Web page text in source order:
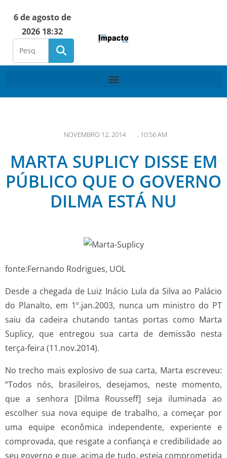
6 de agosto de
2026 18:32
NOVEMBRO 12, 2014 , 10:56 AM
MARTA SUPLICY DISSE EM
PÚBLICO QUE O GOVERNO
DILMA ESTÁ NU
fonte:Fernando Rodrigues, UOL
Desde a chegada de Luiz Inácio Lula da Silva ao Palácio
do Planalto, em 1º.jan.2003, nunca um ministro do PT
saiu da cadeira chutando tantas portas como Marta
Suplicy, que entregou sua carta de demissão nesta
terça-feira (11.nov.2014).
No trecho mais explosivo de sua carta, Marta escreveu:
“Todos nós, brasileiros, desejamos, neste momento,
que a senhora [Dilma Rousseff] seja iluminada ao
escolher sua nova equipe de trabalho, a começar por
uma equipe econômica independente, experiente e
comprovada, que resgate a confiança e credibilidade ao
seu governo e que, acima de tudo, esteja comprometida